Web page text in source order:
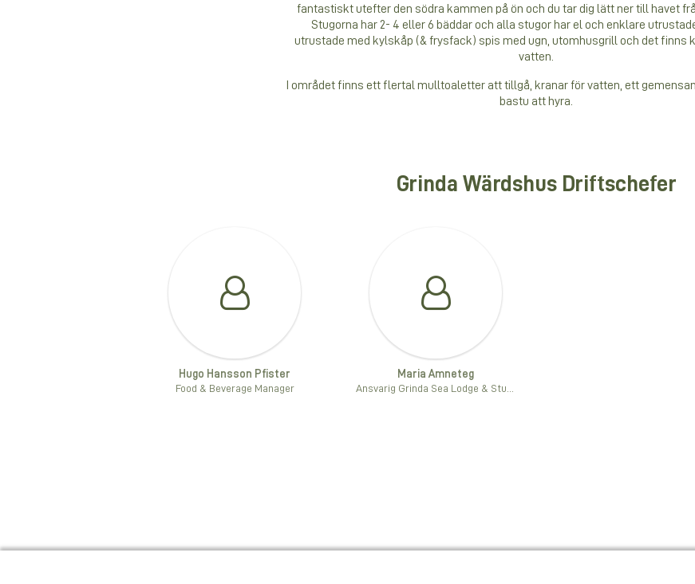
fantastiskt utefter den södra kammen på ön och du tar dig lätt ner till havet
Stugorna har 2- 4 eller 6 bäddar och alla stugor har el och enklare
utrustade med kylskåp (& frysfack) spis med ugn, utomhusgrill och det finns
vatten.
I området finns ett flertal mulltoaletter att tillgå, kranar för vatten, ett
bastu att hyra.
Grinda Wärdshus Driftschefer
Hugo Hansson Pfister
Food & Beverage Manager
Maria Amneteg